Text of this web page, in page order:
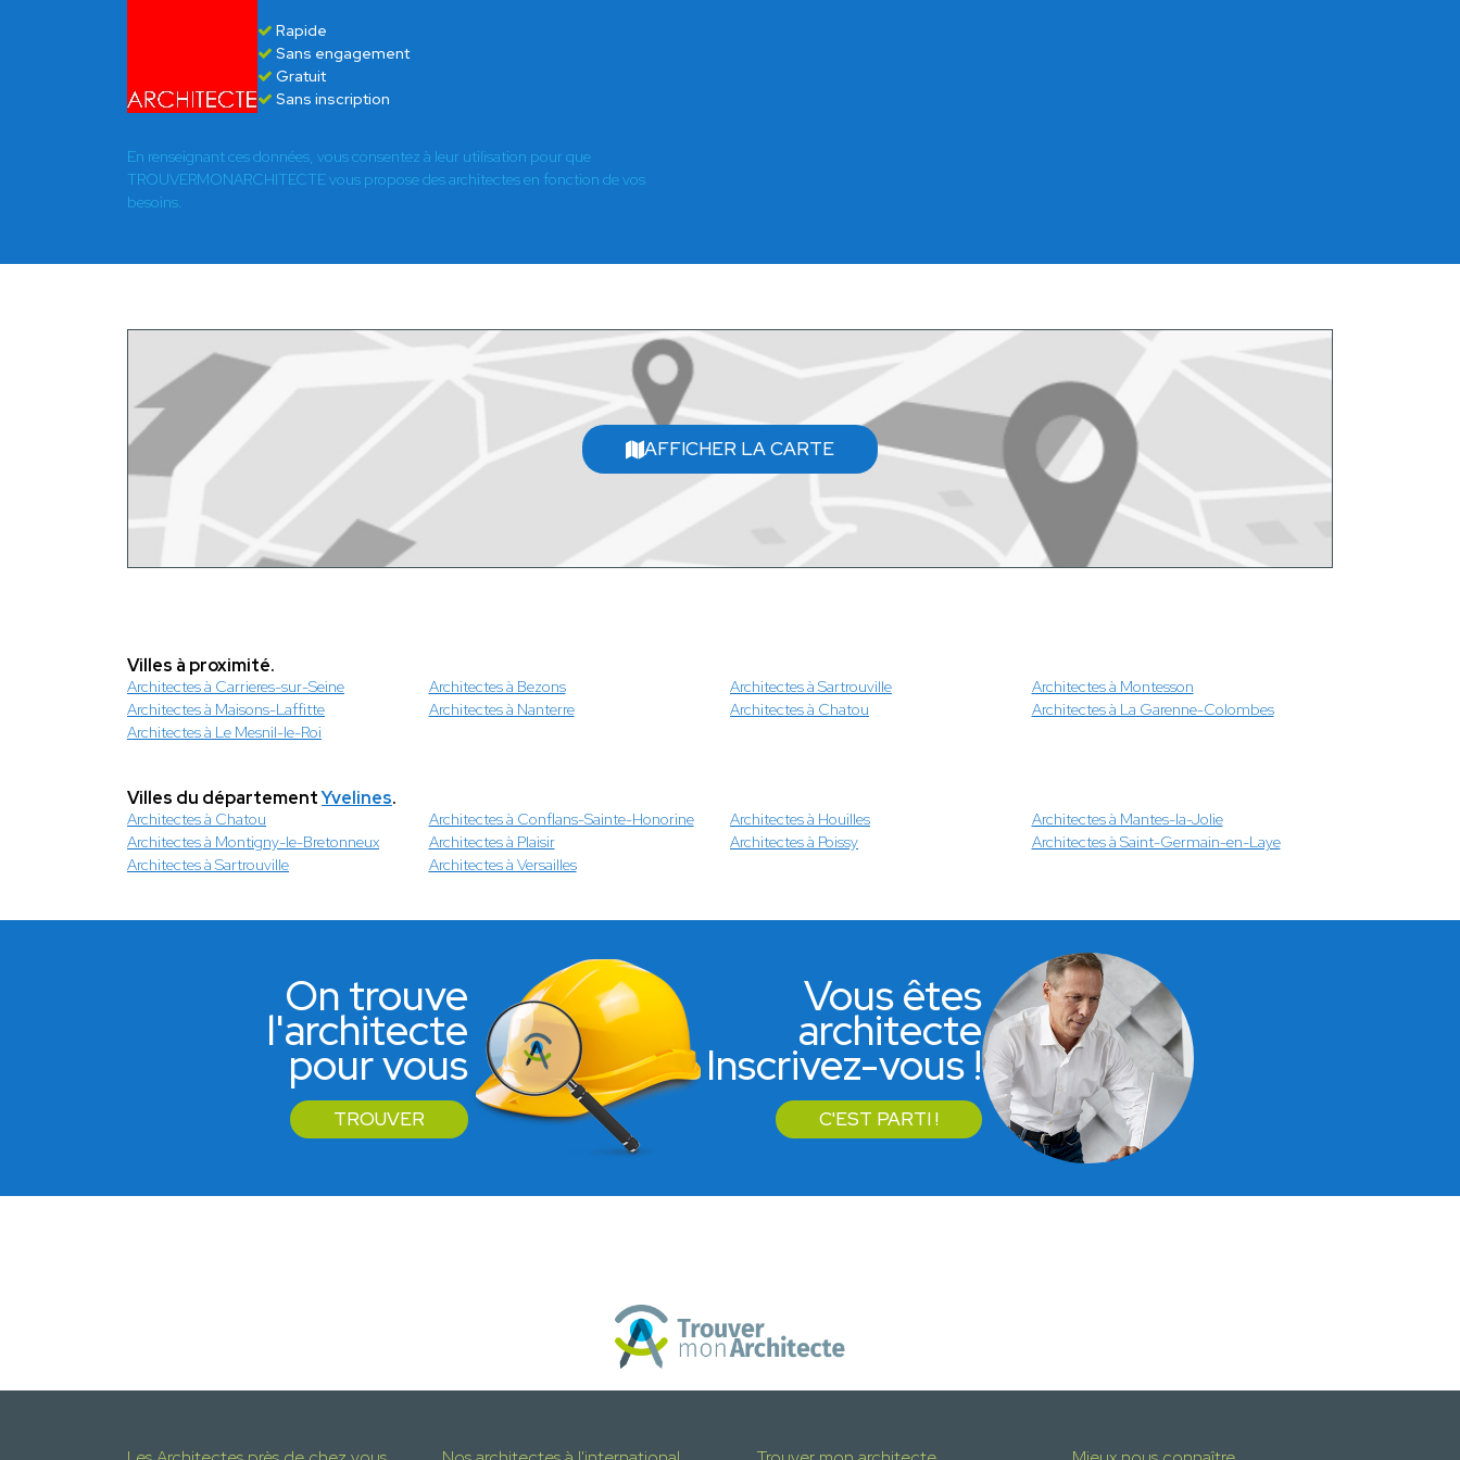
Rapide
Sans engagement
Gratuit
Sans inscription
En renseignant ces données, vous consentez à leur utilisation pour que
TROUVERMONARCHITECTE vous propose des architectes en fonction de vos
besoins.
AFFICHER LA CARTE
Villes à proximité.
Architectes à Carrieres-sur-Seine Architectes à Bezons Architectes à Sartrouville
Architectes à Montesson
Architectes à Maisons-Laffitte
Architectes à Nanterre Architectes à Chatou
Architectes à La Garenne-Colombes
Architectes à Le Mesnil-le-Roi
Villes du départementYvelines.
Architectes à Chatou Architectes à Conflans-Sainte-Honorine Architectes à Houilles
Architectes à Mantes-la-Jolie
Architectes à Montigny-le-Bretonneux
Architectes à Plaisir Architectes à Poissy
Architectes à Saint-Germain-en-Laye
Architectes à Sartrouville
Architectes à Versailles
On trouve
l'architecte
pour vous
TROUVER
Vous êtes
architecte
Inscrivez-vous !
C'EST PARTI !